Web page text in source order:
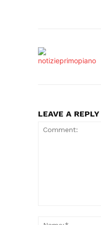
LEAVE A REPLY